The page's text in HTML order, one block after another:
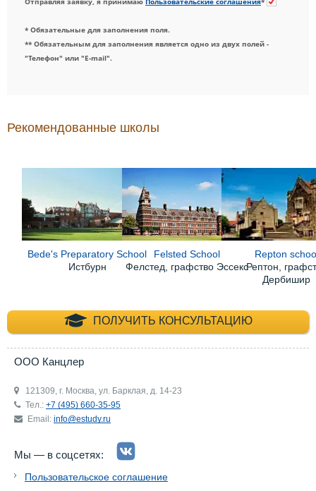
* Обязательные для заполнения поля.
** Обязательным для заполнения является одно из двух полей -
"Телефон" или "E-mail".
Рекомендованные школы
Bede's Preparatory School
Истбурн
Felsted School
Фелстед, графство Эссекс
Repton
Рептон,
Дербишир
ПОЛУЧИТЬ КОНСУЛЬТАЦИЮ
+7 (495) 660-35-
ООО Канцлер
121309, г. Москва, ул. Барклая, д. 14-23
Тел.: +7 (495) 660-35-95
Email: info@estudy.ru
Мы — в соцсетях:
Пользовательское соглашение